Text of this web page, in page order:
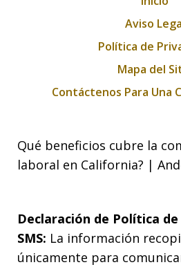
Aviso
Política de
Mapa del
Contáctenos Para Una
Qué beneficios cubre la
laboral en California? |
Declaración de Política
SMS: La información
únicamente para